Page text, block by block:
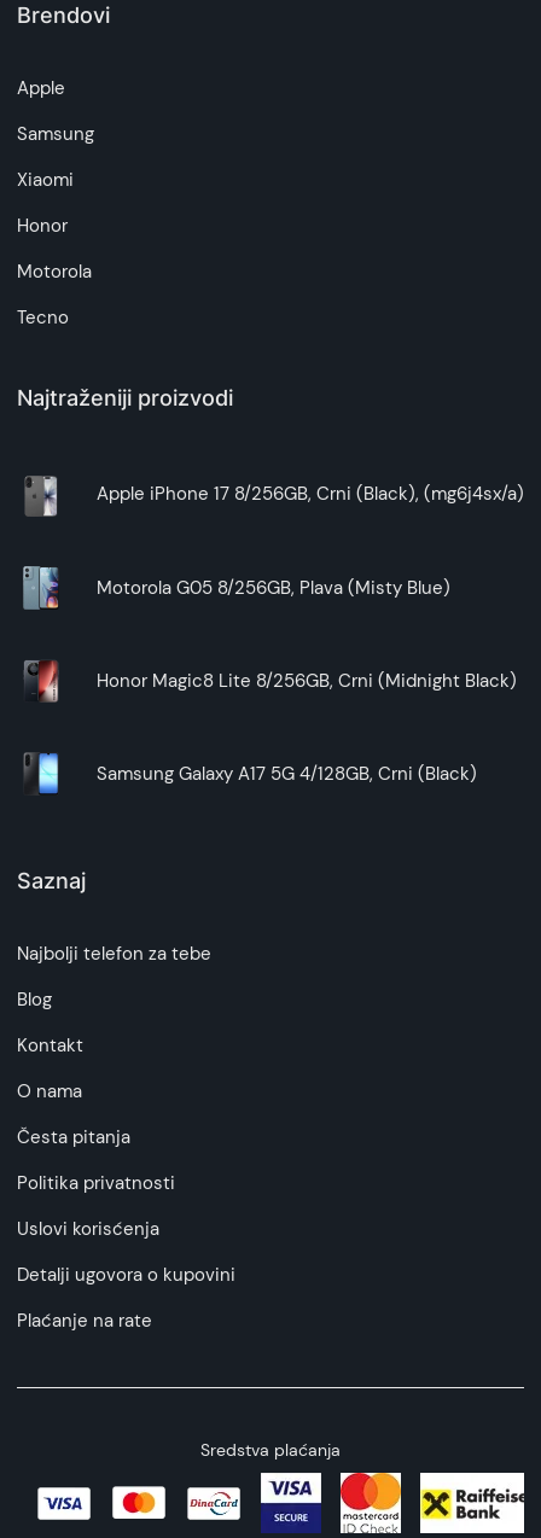
Brendovi
Apple
Samsung
Xiaomi
Honor
Motorola
Tecno
Najtraženiji proizvodi
Apple iPhone 17 8/256GB, Crni (Black), (mg6j4sx/a)
Motorola G05 8/256GB, Plava (Misty Blue)
Honor Magic8 Lite 8/256GB, Crni (Midnight Black)
Samsung Galaxy A17 5G 4/128GB, Crni (Black)
Saznaj
Najbolji telefon za tebe
Blog
Kontakt
O nama
Česta pitanja
Politika privatnosti
Uslovi korisćenja
Detalji ugovora o kupovini
Plaćanje na rate
Sredstva plaćanja